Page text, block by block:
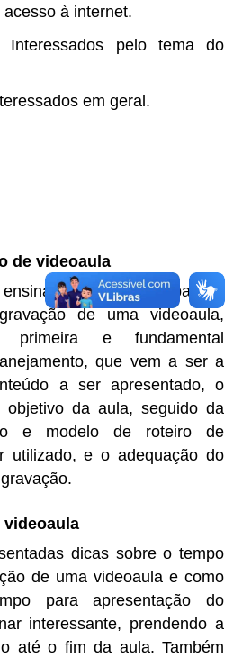
à internet.
Interessados pelo tema do
em geral.
de videoaula
os primeiros passos
de uma videoaula,
primeira e fundamental
que vem a ser a
a ser apresentado, o
objetivo da aula, seguido da
e modelo de roteiro de
utilizado, e o adequação do
videoaula
dicas sobre o tempo
de uma videoaula e como
para apresentação do
interessante, prendendo a
até o fim da aula. Também